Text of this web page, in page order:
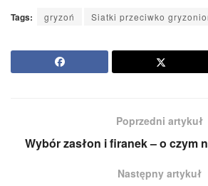
Tags: gryzoń Siatki przeciwko
Poprzedni artykuł
Wybór zasłon i firanek – o czym
Następny artykuł